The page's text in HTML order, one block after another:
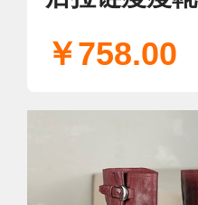
￥758.00